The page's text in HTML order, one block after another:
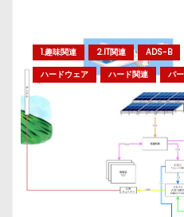
1.趣味関連 2.IT関連 ADS-B
ハードウェア
ハード関連 パ